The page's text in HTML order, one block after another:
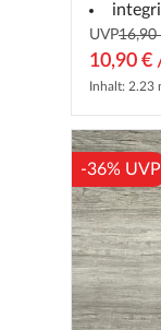
UVP16,90
10,90 €
Inhalt: 2.23
-36% UVP